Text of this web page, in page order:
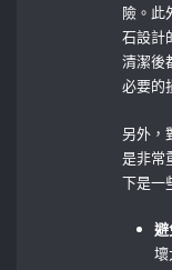
險。此
石設計
清潔後
必要的
另外，
是非常
下是一
壞